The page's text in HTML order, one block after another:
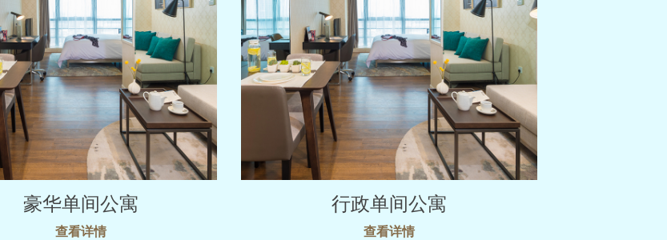
豪华单间公寓
查看详情
行政单间公寓
查看详情